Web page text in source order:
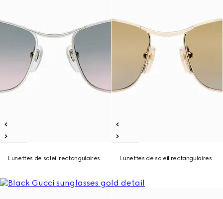
Lunettes de soleil rectangulaires Lunettes de soleil rectangulaires